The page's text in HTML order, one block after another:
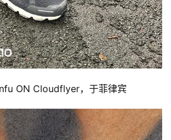
ON Cloudflyer，于菲律宾